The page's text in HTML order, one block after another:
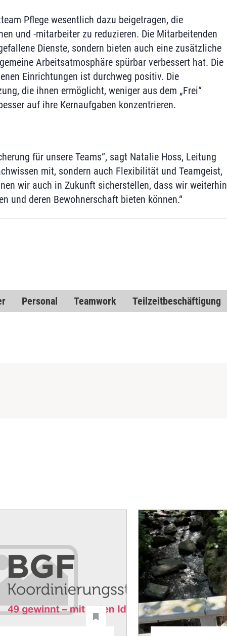
Pflege wesentlich dazu beigetragen, die
und -mitarbeiter zu reduzieren. Die Mitarbeitenden
Dienste, sondern bieten auch eine zusätzliche
Arbeitsatmosphäre spürbar verbessert hat. Die
Einrichtungen ist durchweg positiv. Die
die ihnen ermöglicht, weniger aus dem „Frei“
auf ihre Kernaufgaben konzentrieren.
für unsere Teams“, sagt Natalie Hoss, Leitung
mit, sondern auch Flexibilität und Teamgeist,
wir auch in Zukunft sicherstellen, dass wir weiterhin
und deren Bewohnerschaft bieten können.“
Personal Teamwork Teilzeitbeschäftigung